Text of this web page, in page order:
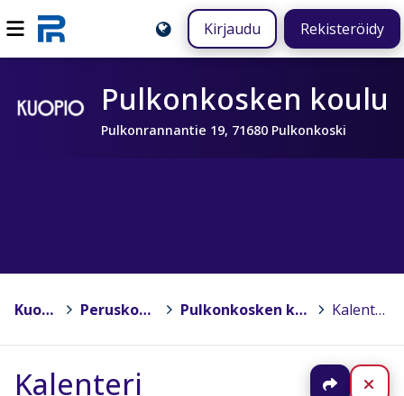
Kirjaudu Rekisteröidy
Pulkonkosken koulu
Pulkonrannantie 19, 71680 Pulkonkoski
Kuopio > Peruskoulut > Pulkonkosken koulu > Kalenteri
Kalenteri Jaa